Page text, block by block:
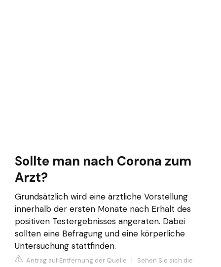
Sollte man nach Corona zum
Arzt?
Grundsätzlich wird eine ärztliche Vorstellung
innerhalb der ersten Monate nach Erhalt des
positiven Testergebnisses angeraten. Dabei
sollten eine Befragung und eine körperliche
Untersuchung stattfinden.
Antrag auf Entfernung der Quelle | Sehen Sie sich die